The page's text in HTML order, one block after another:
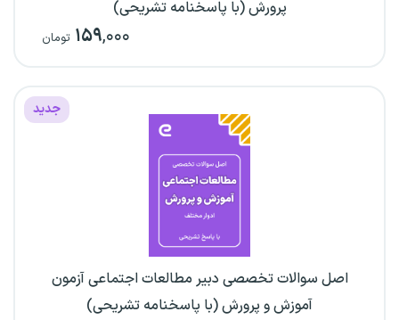
پرورش (با پاسخنامه تشریحی)
۱۵۹,۰۰۰ تومان
جدید
اصل سوالات تخصصی دبیر مطالعات اجتماعی آزمون
آموزش و پرورش (با پاسخنامه تشریحی)